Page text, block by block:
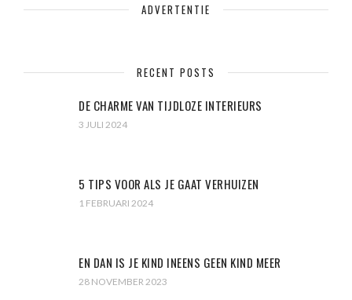
ADVERTENTIE
RECENT POSTS
DE CHARME VAN TIJDLOZE INTERIEURS
3 JULI 2024
5 TIPS VOOR ALS JE GAAT VERHUIZEN
1 FEBRUARI 2024
EN DAN IS JE KIND INEENS GEEN KIND MEER
28 NOVEMBER 2023